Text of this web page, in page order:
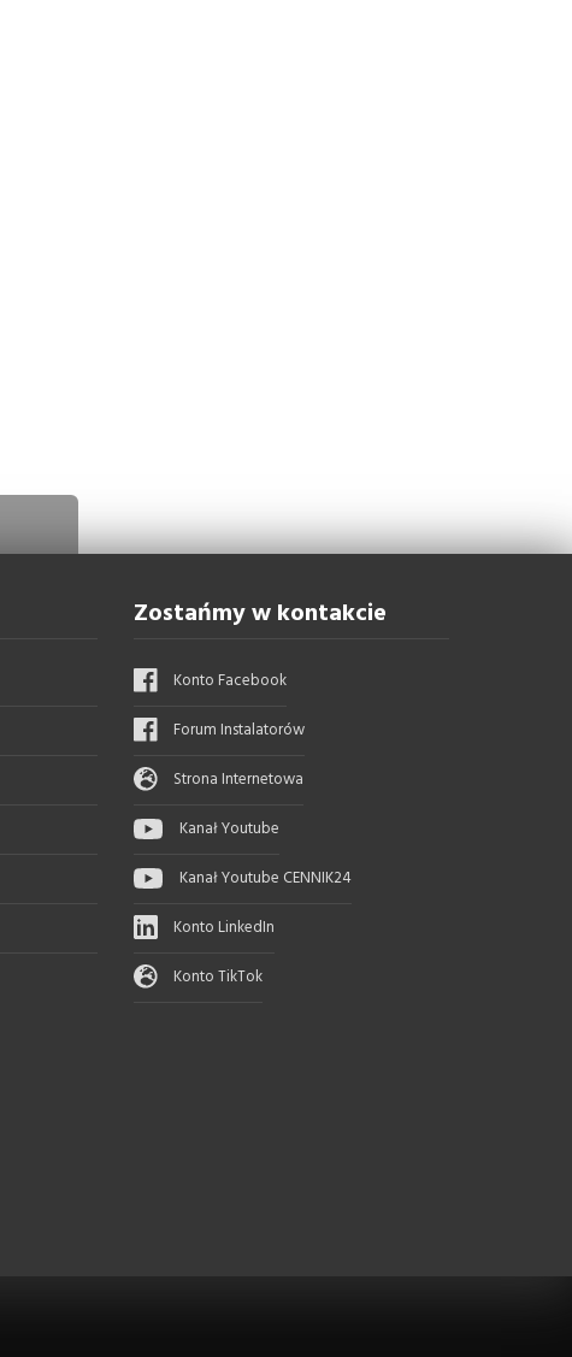
Zostańmy w kontakcie
Konto Facebook
Forum Instalatorów
Strona Internetowa
Kanał Youtube
Kanał Youtube CENNIK24
Konto LinkedIn
Konto TikTok